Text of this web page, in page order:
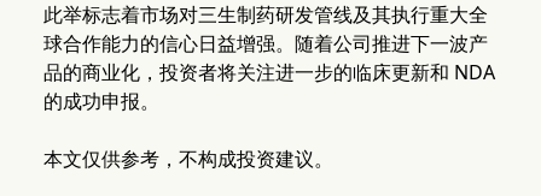
此举标志着市场对三生制药研发管线及其执行重大全
球合作能力的信心日益增强。随着公司推进下一波产
品的商业化，投资者将关注进一步的临床更新和 NDA
的成功申报。
本文仅供参考，不构成投资建议。